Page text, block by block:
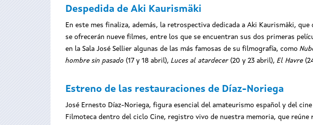
Despedida de Aki Kaurismäki
En este mes finaliza, además, la retrospectiva dedicada a Aki Kaurismäki,
se ofrecerán nueve filmes, entre los que se encuentran sus dos primeras
en la Sala José Sellier algunas de las más famosas de su filmografía, como
hombre sin pasado (17 y 18 abril), Luces al atardecer(20 y 23 abril), El Havre
Estreno de las restauraciones de Díaz-Noriega
José Ernesto Díaz-Noriega, figura esencial del amateurismo español y del
Filmoteca dentro del ciclo Cine, registro vivo de nuestra memoria, que